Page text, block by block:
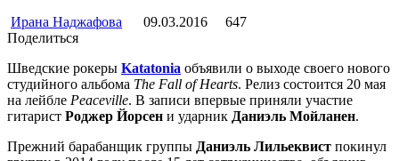
Ирана Наджафова 09.03.2016
647
Поделиться
Шведские рокеры Katatonia объявили о выходе своего нового
студийного альбома The Fall of Hearts. Релиз состоится 20 мая
на лейбле Peaceville. В записи впервые приняли участие
гитарист Роджер Йорсен и ударник Даниэль Мойланен.
Прежний барабанщик группы Даниэль Лильеквист покинул